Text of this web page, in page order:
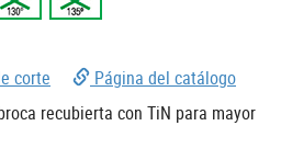
corte
Página del catálogo
recubierta con TiN para mayor